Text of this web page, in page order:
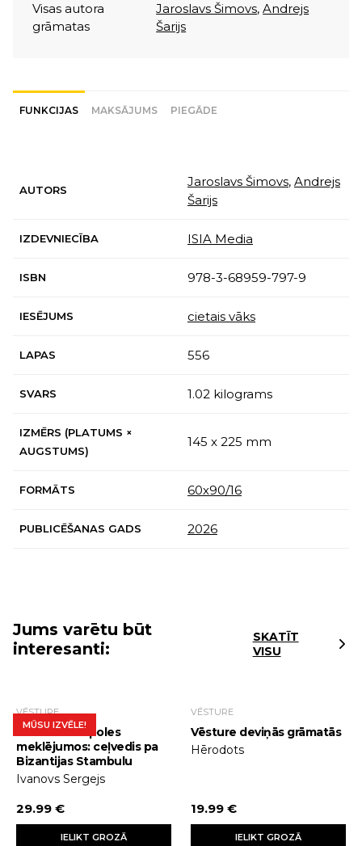
Visas autora
grāmatas
Jaroslavs Šimovs,Andrejs
Šarijs
FUNKCIJAS MAKSĀJUMS PIEGĀDE
AUTORS
Jaroslavs Šimovs, Andrejs
Šarijs
IZDEVNIECĪBA ISIA Media
ISBN 978-3-68959-797-9
IESĒJUMS cietais vāks
LAPAS 556
SVARS 1.02 kilograms
IZMĒRS (PLATUMS ×
AUGSTUMS)
145 x 225 mm
FORMĀTS 60х90/16
PUBLICĒŠANAS GADS 2026
Jums varētu būt
interesanti:
SKATĪT
VISU
MŪSU IZVĒLE!
VĒSTURE
Konstantinopoles
meklējumos: ceļvedis pa
Bizantijas Stambulu
Ivanovs Sergejs
29.99 €
IELIKT GROZĀ
VĒSTURE
Vēsture deviņās grāmatās
Hērodots
19.99 €
IELIKT GROZĀ